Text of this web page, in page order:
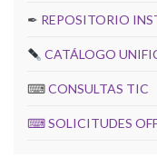
✒ REPOSITORIO
CATÁLOGO
⌨CONSULTAS TIC
⌨SOLICITUDES